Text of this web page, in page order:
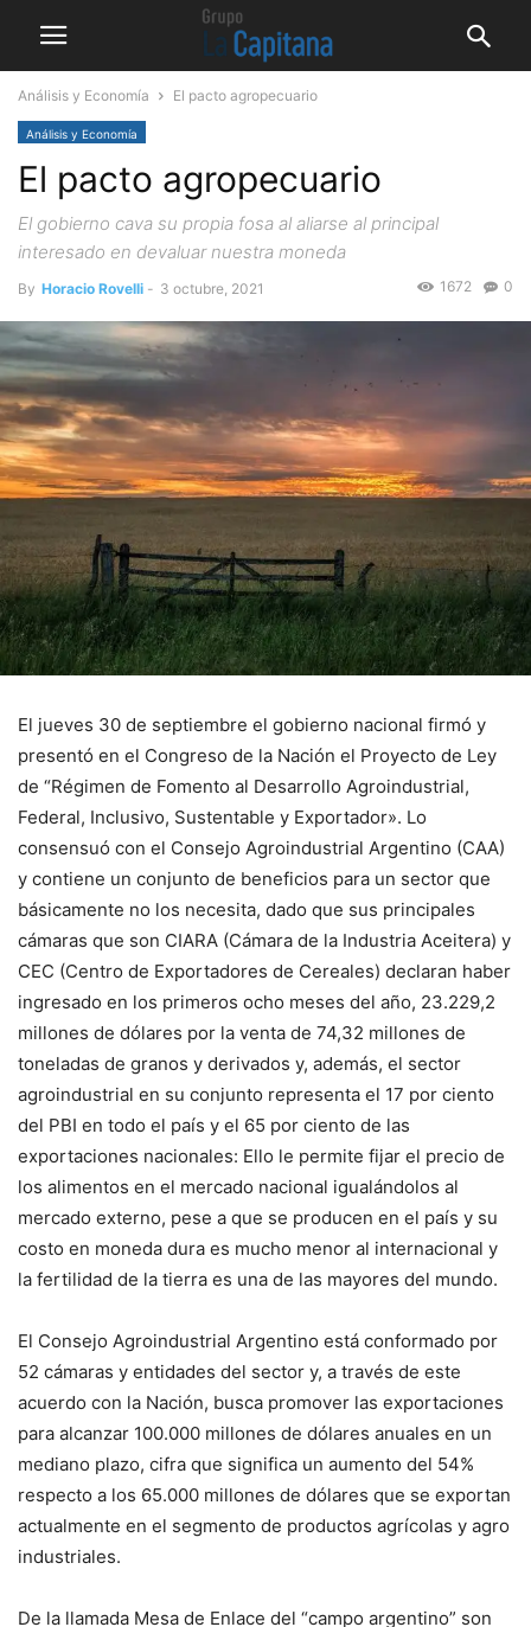
Análisis y Economía El pacto agropecuario
Análisis y Economía
El pacto agropecuario
El gobierno cava su propia fosa al aliarse al principal
interesado en devaluar nuestra moneda
By Horacio Rovelli - 3 octubre, 2021 0
1672
El jueves 30 de septiembre el gobierno nacional firmó y
presentó en el Congreso de la Nación el Proyecto de Ley
de “Régimen de Fomento al Desarrollo Agroindustrial,
Federal, Inclusivo, Sustentable y Exportador». Lo
consensuó con el Consejo Agroindustrial Argentino (CAA)
y contiene un conjunto de beneficios para un sector que
básicamente no los necesita, dado que sus principales
cámaras que son CIARA (Cámara de la Industria Aceitera) y
CEC (Centro de Exportadores de Cereales) declaran haber
ingresado en los primeros ocho meses del año, 23.229,2
millones de dólares por la venta de 74,32 millones de
toneladas de granos y derivados y, además, el sector
agroindustrial en su conjunto representa el 17 por ciento
del PBI en todo el país y el 65 por ciento de las
exportaciones nacionales: Ello le permite fijar el precio de
los alimentos en el mercado nacional igualándolos al
mercado externo, pese a que se producen en el país y su
costo en moneda dura es mucho menor al internacional y
la fertilidad de la tierra es una de las mayores del mundo.
El Consejo Agroindustrial Argentino está conformado por
52 cámaras y entidades del sector y, a través de este
acuerdo con la Nación, busca promover las exportaciones
para alcanzar 100.000 millones de dólares anuales en un
mediano plazo, cifra que significa un aumento del 54%
respecto a los 65.000 millones de dólares que se exportan
actualmente en el segmento de productos agrícolas y agro
industriales.
De la llamada Mesa de Enlace del “campo argentino” son